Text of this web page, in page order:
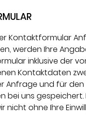
Kontaktformular
werden Ihre
inklusive der
Kontaktdaten
Anfrage und für den
bei uns gespeichert.
nicht ohne Ihre